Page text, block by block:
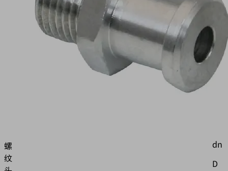
螺
纹
dn
D